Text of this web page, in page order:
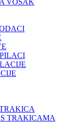
VOSAK
TRAKICAMA